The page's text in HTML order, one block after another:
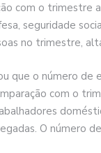
com o trimestre
seguridade
no trimestre,
que o número
com o
O número